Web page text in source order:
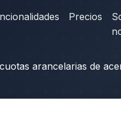
Precios
arancelarias de